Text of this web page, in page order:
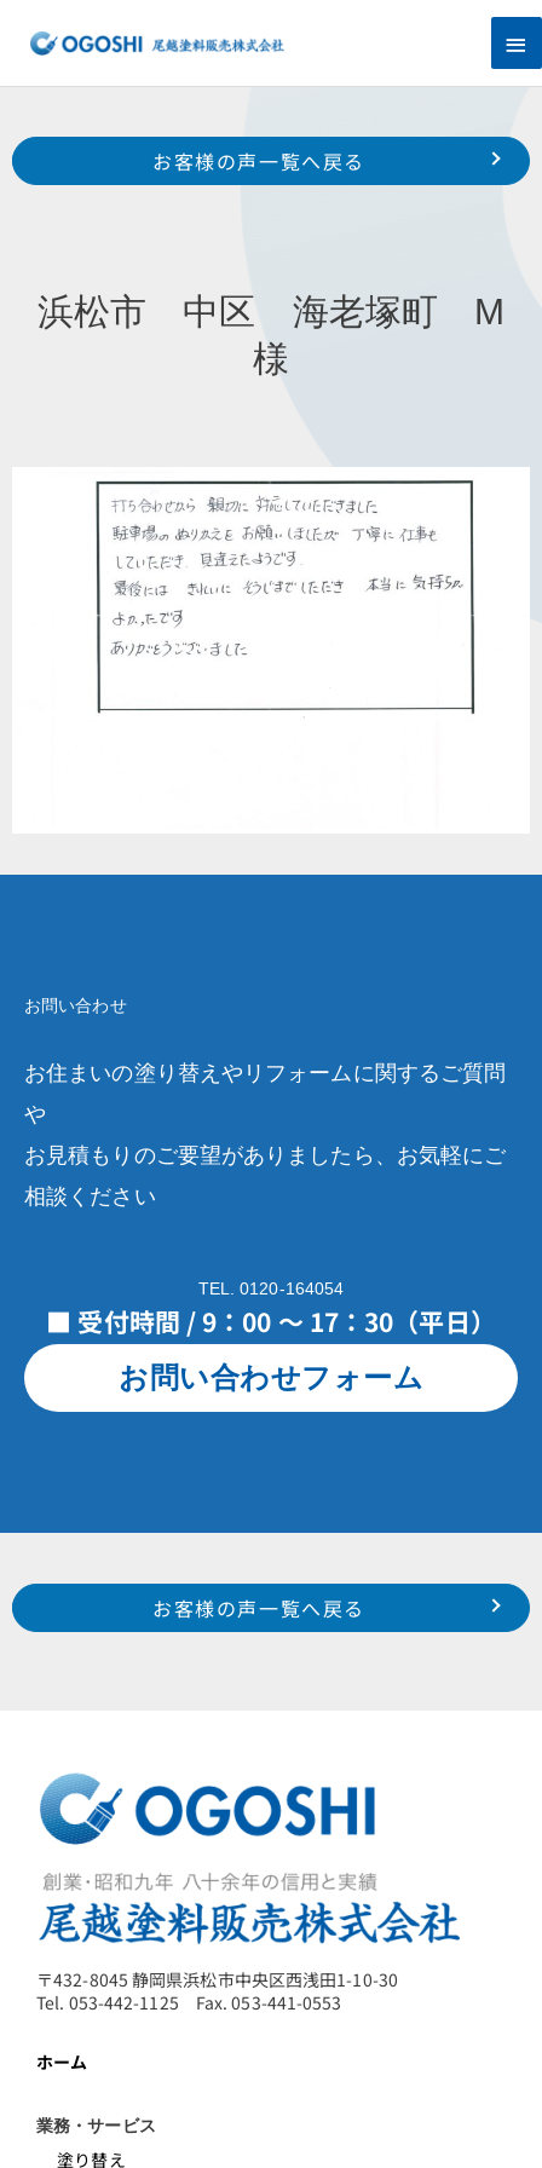
ス
プ
メ
イ
ン
メ
Prev
浜松市 西区 大久保町 株式会社坂下製作所様
磐田市 見付 遠山 様
お客様の声一覧へ戻る
浜松市 中区 海老塚町 M
様
お問い合わせ
お住まいの塗り替えやリフォームに関するご質問
や
お見積もりのご要望がありましたら、お気軽にご
相談ください
TEL. 0120-164054
■ 受付時間 / 9：00 ～ 17：30（平日）
お問い合わせフォーム
Prev
浜松市 西区 大久保町 株式会社坂下製作所様
磐田市 見付 遠山 様
お客様の声一覧へ戻る
〒432-8045 静岡県浜松市中央区西浅田1-10-30
Tel. 053-442-1125 Fax. 053-441-0553
ホーム
業務・サービス
塗り替え